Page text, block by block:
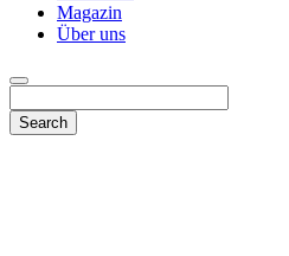
Magazin
Über uns